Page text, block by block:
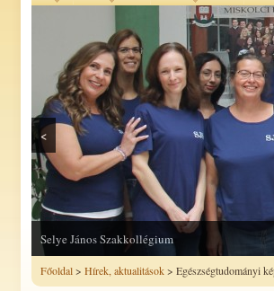
Selye János Szakkollégium
<
Főoldal> Hírek, aktualitások> Egészségtudományi